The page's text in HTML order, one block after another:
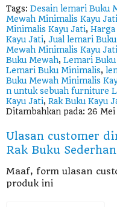
Tags: Desain lemari Buku
Mewah Minimalis Kayu Jati
Minimalis Kayu Jati,
Kayu Jati, Jual lemari
Mewah Minimalis Kayu Jati
Buku Mewah, Lemari
Lemari Buku Minimalis,
Buku Mewah Minimalis
n untuk sebuah furniture
Kayu Jati, Rak Buku Kayu
Ditambahkan pada: 26 Mei
Ulasan customer
Rak Buku
Maaf, form ulasan
produk ini